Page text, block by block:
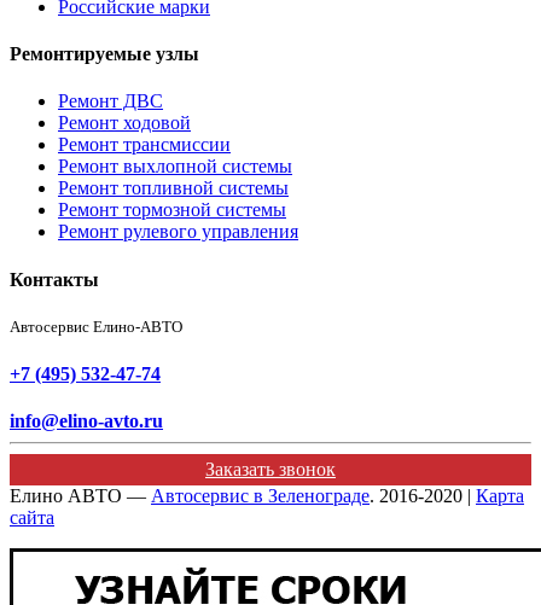
Российские марки
Ремонтируемые узлы
Ремонт ДВС
Ремонт ходовой
Ремонт трансмиссии
Ремонт выхлопной системы
Ремонт топливной системы
Ремонт тормозной системы
Ремонт рулевого управления
Контакты
Автосервис Елино-АВТО
+7 (495) 532-47-74
info@elino-avto.ru
Заказать звонок
Елино АВТО — Автосервис в Зеленограде. 2016-2020 | Карта
сайта